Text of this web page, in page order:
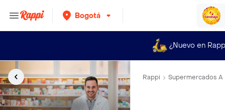
Bogotá
¿Nuevo en
Rappi Supermercados A